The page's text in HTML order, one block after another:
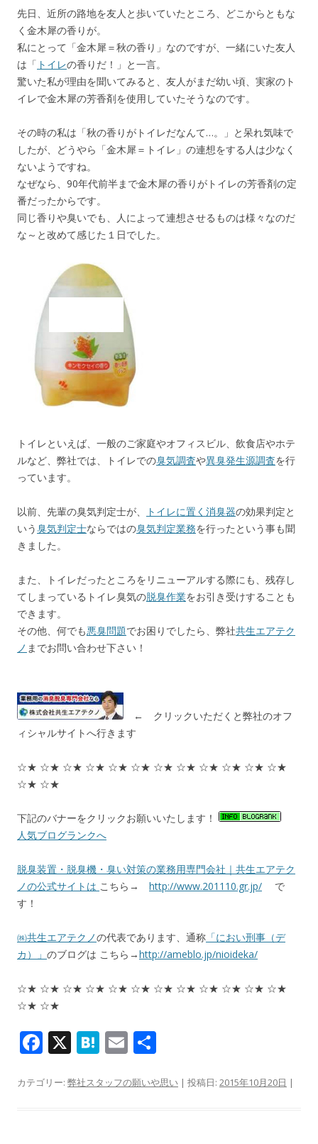
先日、近所の路地を友人と歩いていたところ、どこからともな
く金木犀の香りが。
私にとって「金木犀＝秋の香り」なのですが、一緒にいた友人
は「 トイレの香りだ！」と一言。
驚いた私が理由を聞いてみると、友人がまだ幼い頃、実家のト
イレで金木犀の芳香剤を使用していたそうなのです。
その時の私は「秋の香りがトイレだなんて…。」と呆れ気味で
したが、どうやら「金木犀＝トイレ」の連想をする人は少なく
ないようですね。
なぜなら、90年代前半まで金木犀の香りがトイレの芳香剤の定
番だったからです。
同じ香りや臭いでも、人によって連想させるものは様々なのだ
な～と改めて感じた１日でした。
トイレといえば、一般のご家庭やオフィスビル、飲食店やホテ
ルなど、弊社では、トイレでの臭気調査や異臭発生源調査を行
っています。
以前、先輩の臭気判定士が、 トイレに置く消臭器の効果判定と
いう臭気判定士ならではの臭気判定業務を行ったという事も聞
きました。
また、トイレだったところをリニューアルする際にも、残存し
てしまっているトイレ臭気の脱臭作業をお引き受けすることも
できます。
その他、何でも悪臭問題でお困りでしたら、弊社共生エアテク
ノ までお問い合わせ下さい！
← クリックいただくと弊社のオフ
ィシャルサイトへ行きます
☆★ ☆★ ☆★ ☆★ ☆★ ☆★ ☆★ ☆★ ☆★ ☆★ ☆★ ☆★
☆★ ☆★
下記のバナーをクリックお願いいたします！
人気ブログランクへ
脱臭装置・脱臭機・臭い対策の業務用専門会社｜共生エアテク
ノの公式サイトは こちら→ http://www.201110.gr.jp/ で
す！
㈱共生エアテクノの代表であります、通称 「におい刑事（デ
カ）」 のブログは こちら→http://ameblo.jp/nioideka/
☆★ ☆★ ☆★ ☆★ ☆★ ☆★ ☆★ ☆★ ☆★ ☆★ ☆★ ☆★
☆★ ☆★
F
e
X H
e
E
ai
カテゴリー: 弊社スタッフの願いや思い | 投稿日: 2015年10月20日 |